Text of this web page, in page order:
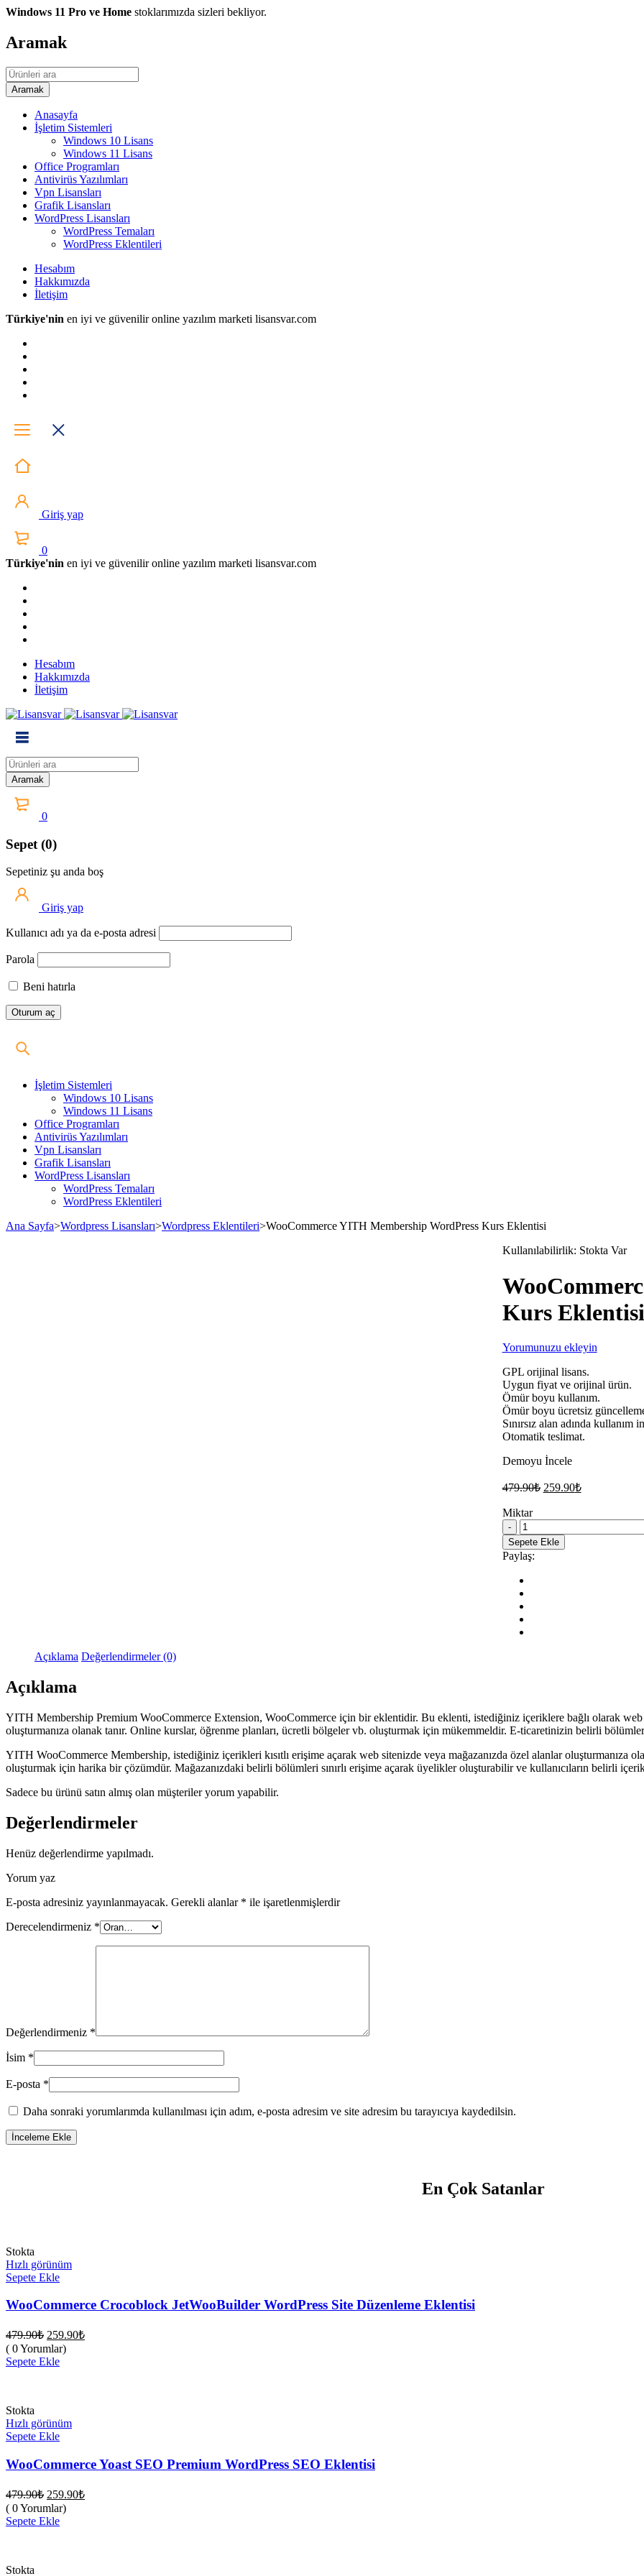
Windows 11 Pro ve Home stoklarımızda sizleri bekliyor.
Aramak
Anasayfa
İşletim Sistemleri
Windows 10 Lisans
Windows 11 Lisans
Office Programları
Antivirüs Yazılımları
Vpn Lisansları
Grafik Lisansları
WordPress Lisansları
WordPress Temaları
WordPress Eklentileri
Hesabım
Hakkımızda
İletişim
Türkiye'nin en iyi ve güvenilir online yazılım marketi lisansvar.com
Giriş yap
0
Türkiye'nin en iyi ve güvenilir online yazılım marketi lisansvar.com
Hesabım
Hakkımızda
İletişim
0
Sepet (0)
Sepetiniz şu anda boş
Giriş yap
Kullanıcı adı ya da e-posta adresi
Parola
Beni hatırla
İşletim Sistemleri
Windows 10 Lisans
Windows 11 Lisans
Office Programları
Antivirüs Yazılımları
Vpn Lisansları
Grafik Lisansları
WordPress Lisansları
WordPress Temaları
WordPress Eklentileri
Ana Sayfa>Wordpress Lisansları>Wordpress Eklentileri>WooCommerce YITH Membership WordPress Kurs Eklentisi
Kullanılabilirlik: Stokta Var
Kurs Eklentisi
Yorumunuzu ekleyin
GPL orijinal lisans.
Uygun fiyat ve orijinal ürün.
Ömür boyu kullanım.
Ömür boyu ücretsiz
Sınırsız alan adında kullanım
Otomatik teslimat.
Demoyu İncele
479.90₺ Orijinal
259.90₺Şu
Miktar
WooCommerce
YITH
Membership
WordPress
Kurs
Eklentisi
quantity
Sepete Ekle
Paylaş:
Açıklama Değerlendirmeler (0)
Açıklama
YITH Membership Premium WooCommerce Extension, WooCommerce için bir eklentidir. Bu eklenti, istediğiniz içeriklere bağlı olarak
oluşturmanıza olanak tanır. Online kurslar, öğrenme planları, ücretli bölgeler vb. oluşturmak için mükemmeldir. E-ticaretinizin belirli
YITH WooCommerce Membership, istediğiniz içerikleri kısıtlı erişime açarak web sitenizde veya mağazanızda özel alanlar oluşturmanıza
oluşturmak için harika bir çözümdür. Mağazanızdaki belirli bölümleri sınırlı erişime açarak üyelikler oluşturabilir ve kullanıcıların belirli
Sadece bu ürünü satın almış olan müşteriler yorum yapabilir.
Değerlendirmeler
Henüz değerlendirme yapılmadı.
Yorum yaz
E-posta adresiniz yayınlanmayacak. Gerekli alanlar * ile işaretlenmişlerdir
Derecelendirmeniz *
Değerlendirmeniz *
İsim *
E-posta *
Daha sonraki yorumlarımda kullanılması için adım, e-posta adresim ve site adresim bu tarayıcıya kaydedilsin.
En Çok Satanlar
Stokta
Hızlı görünüm
Sepete Ekle
WooCommerce Crocoblock JetWooBuilder WordPress Site Düzenleme Eklentisi
479.90₺ Orijinal
fiyat:
479.90₺.
259.90₺Şu
( 0 Yorumlar)
Sepete Ekle
Stokta
Hızlı görünüm
Sepete Ekle
WooCommerce Yoast SEO Premium WordPress SEO Eklentisi
479.90₺ Orijinal
fiyat:
479.90₺.
259.90₺Şu
( 0 Yorumlar)
Sepete Ekle
Stokta